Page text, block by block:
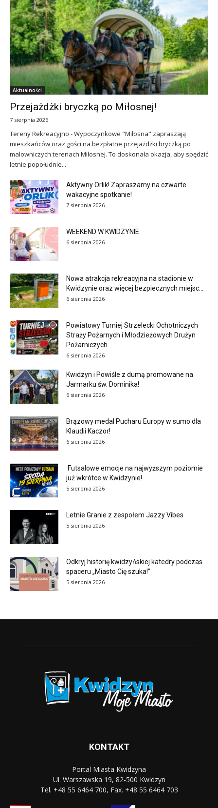
Aktualności
Przejażdżki bryczką po Miłosnej!
7 sierpnia 2026
Tereny Rekreacyjno - Wypoczynkowe "Miłosna" zapraszają
mieszkańców oraz gości na bezpłatne przejażdżki bryczką po
malowniczych terenach Miłosnej. To doskonała okazja, aby spędzić
letnie popołudnie...
Aktywny Orlik! Zapraszamy na czwarte
wakacyjne spotkanie!
7 sierpnia 2026
WEEKEND W KWIDZYNIE
6 sierpnia 2026
Nowa atrakcja rekreacyjna na stadionie w
Kwidzynie oraz więcej bezpiecznych miejsc...
6 sierpnia 2026
Powiatowy Turniej Strzelecki Ochotniczych
Straży Pożarnych i Młodzieżowych Drużyn
Pożarniczych.
6 sierpnia 2026
Kwidzyn i Powiśle z dumą promowane na
Jarmarku św. Dominika!
6 sierpnia 2026
Brązowy medal Pucharu Europy w sumo dla
Klaudii Kaczor!
6 sierpnia 2026
Futsalowe emocje na najwyższym poziomie
już wkrótce w Kwidzynie!
5 sierpnia 2026
Letnie Granie z zespołem Jazzy Vibes
5 sierpnia 2026
Odkryj historię kwidzyńskiej katedry podczas
spaceru „Miasto Cię szuka!”
5 sierpnia 2026
KONTAKT
Portal Miasta Kwidzyna
Ul. Warszawska 19, 82-500 Kwidzyn
Tel. +48 55 6464 700, Fax. +48 55 6464 703